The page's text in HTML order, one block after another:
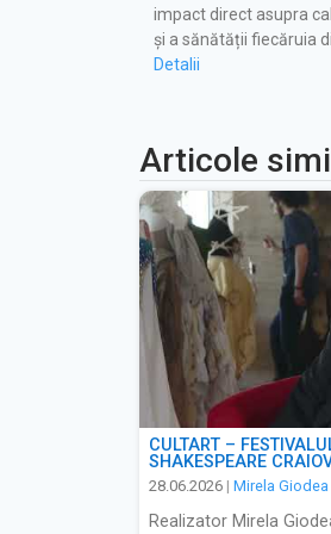
impact direct asupra
și a sănătății fiecăruia
Detalii
Articole
CULTART –
SHAKESPEARE
28.06.2026 | Mirela Giodea
Realizator Mirela